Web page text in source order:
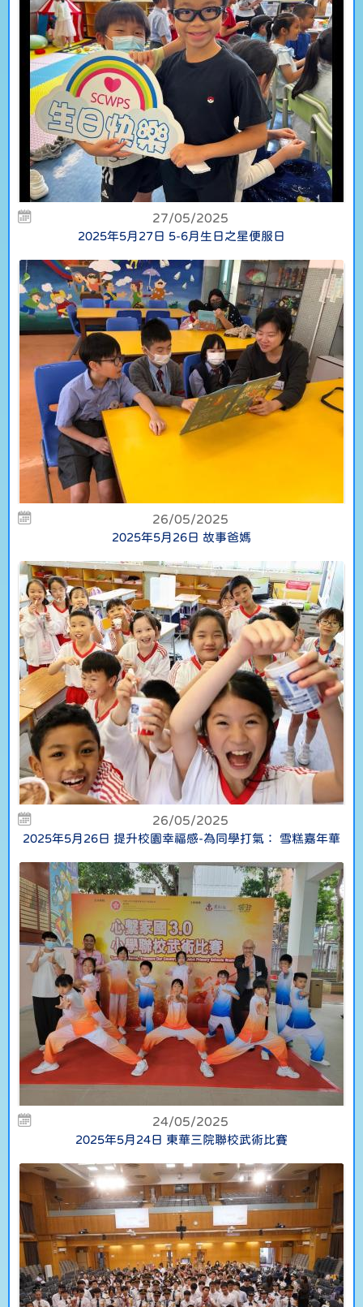
27/05/2025
2025年5月27日 5-6月生日之星便服日
26/05/2025
2025年5月26日 故事爸媽
26/05/2025
2025年5月26日 提升校園幸福感-為同學打氣： 雪糕嘉年華
24/05/2025
2025年5月24日 東華三院聯校武術比賽